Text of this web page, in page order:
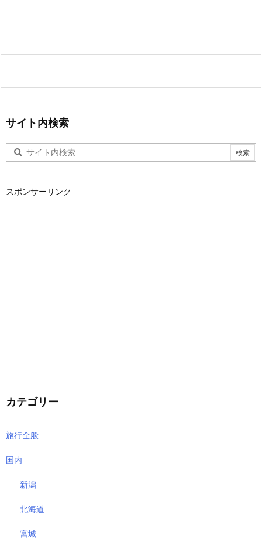
サイト内検索
スポンサーリンク
カテゴリー
旅行全般
国内
新潟
北海道
宮城